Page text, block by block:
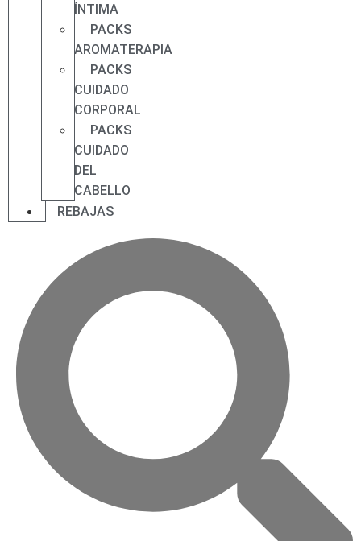
ÍNTIMA
PACKS
AROMATERAPIA
PACKS
CUIDADO
CORPORAL
PACKS
CUIDADO
DEL
CABELLO
REBAJAS